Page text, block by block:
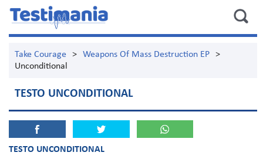
Take Courage > Weapons Of Mass Destruction EP
>
Unconditional
TESTO UNCONDITIONAL
TESTO UNCONDITIONAL